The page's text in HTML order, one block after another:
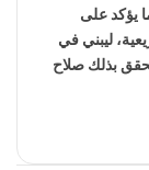
يؤكد على
ليبني في
بذلك صلاح